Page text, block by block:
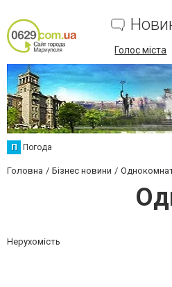
Голос міста
П Погода
Головна Бізнес новини
Нерухомість